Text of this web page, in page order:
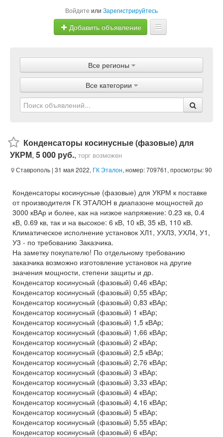
Войдите или Зарегистрируйтесь
Добавить объявление
Объявления
Магазины
Услуги
Все регионы
Все категории
Конденсаторы косинусные (фазовые) для
УКРМ, 5 000 руб., торг возможен
Ставрополь | 31 мая 2022, ГК Эталон, номер: 709761, просмотры: 90
Конденсаторы косинусные (фазовые) для УКРМ к поставке
от производителя ГК ЭТАЛОН в диапазоне мощностей до
3000 кВАр и более, как на низкое напряжение: 0.23 кв, 0.4
кВ, 0.69 кв, так и на высокое: 6 кВ, 10 кВ, 35 кВ, 110 кВ.
Климатическое исполнение установок ХЛ1, УХЛ3, УХЛ4, У1,
У3 - по требованию Заказчика.
На заметку покупателю! По отдельному требованию
заказчика возможно изготовление установок на другие
значения мощности, степени защиты и др.
Конденсатор косинусный (фазовый) 0,46 кВАр;
Конденсатор косинусный (фазовый) 0,55 кВАр;
Конденсатор косинусный (фазовый) 0,83 кВАр;
Конденсатор косинусный (фазовый) 1 кВАр;
Конденсатор косинусный (фазовый) 1,5 кВАр;
Конденсатор косинусный (фазовый) 1,66 кВАр;
Конденсатор косинусный (фазовый) 2 кВАр;
Конденсатор косинусный (фазовый) 2,5 кВАр;
Конденсатор косинусный (фазовый) 2,76 кВАр;
Конденсатор косинусный (фазовый) 3 кВАр;
Конденсатор косинусный (фазовый) 3,33 кВАр;
Конденсатор косинусный (фазовый) 4 кВАр;
Конденсатор косинусный (фазовый) 4,16 кВАр;
Конденсатор косинусный (фазовый) 5 кВАр;
Конденсатор косинусный (фазовый) 5,55 кВАр;
Конденсатор косинусный (фазовый) 6 кВАр;